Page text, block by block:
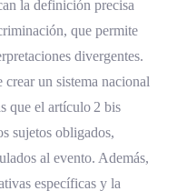
la definición precisa
que permite
divergentes.
un sistema nacional
que el artículo 2 bis
sujetos obligados,
al evento. Además,
específicas y la